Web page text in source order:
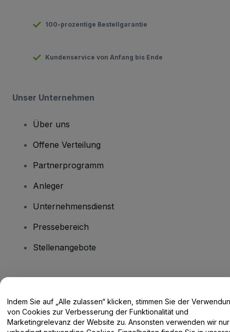
100-prozentige Bestellgarantie
Kundenservice von Anfang bis Ende
Unser Unternehmen
Über uns
Offene Verteilung
Partnerprogramm
Anleger
Unternehmensdienst
Pressebereich
Stellenangebote
Hilfe-Center / Kontakt
Indem Sie auf „Alle zulassen“ klicken, stimmen Sie der
von Cookies zur Verbesserung der Funktionalität und
Marketingrelevanz der Website zu. Ansonsten verwenden wir nur